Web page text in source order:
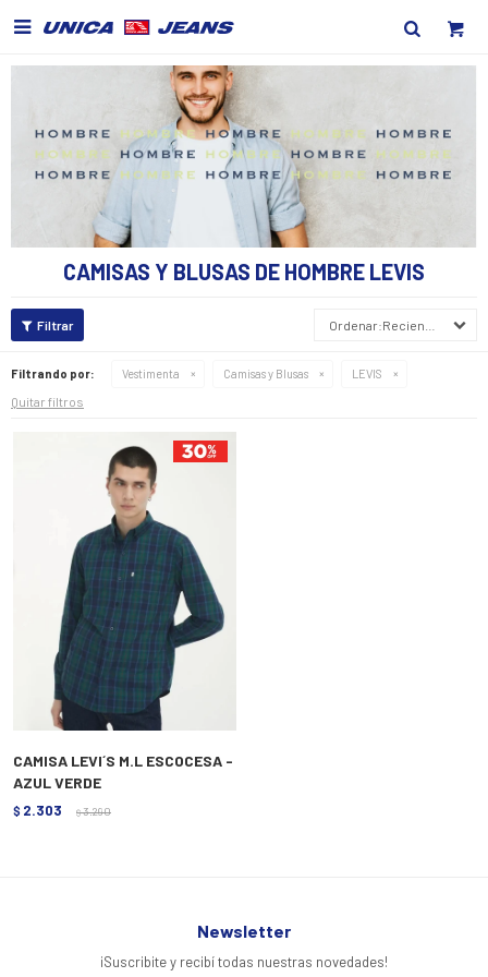

CAMISAS Y BLUSAS DE HOMBRE LEVIS
Recientes
Filtrando por: Vestimenta Camisas y Blusas LEVIS
Quitar filtros
CAMISA LEVI´S M.L ESCOCESA -
AZUL VERDE
$ 2.303 $ 3.290
Newsletter
¡Suscribite y recibí todas nuestras novedades!